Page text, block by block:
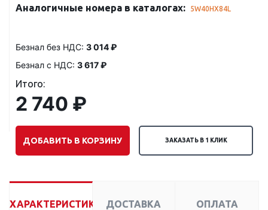
Аналогичные номера в каталогах: 5W40HX84L
Безнал без НДС: 3 014 ₽
Безнал с НДС: 3 617 ₽
Итого:
2 740 ₽
ДОБАВИТЬ В КОРЗИНУ ЗАКАЗАТЬ В 1 КЛИК
ХАРАКТЕРИСТИКИ ДОСТАВКА ОПЛАТА